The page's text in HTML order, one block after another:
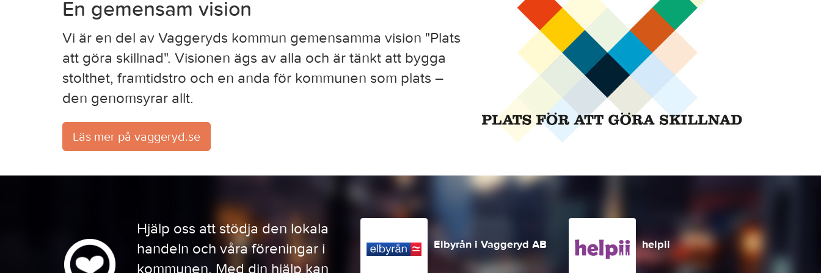
En gemensam vision
Vi är en del av Vaggeryds kommun gemensamma vision "Plats
att göra skillnad". Visionen ägs av alla och är tänkt att bygga
stolthet, framtidstro och en anda för kommunen som plats –
den genomsyrar allt.
Läs mer på vaggeryd.se
Hjälp oss att stödja den lokala
handeln och våra föreningar i
kommunen. Med din hjälp kan
Elbyrån i Vaggeryd AB helpii